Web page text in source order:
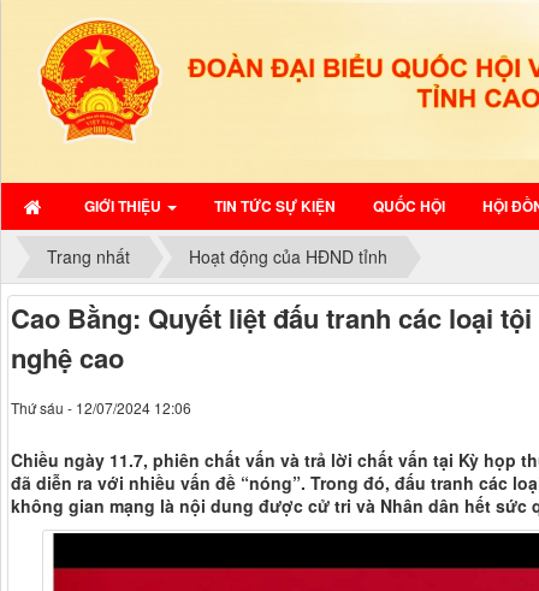
GIỚI THIỆU TIN TỨC SỰ KIỆN QUỐC HỘI HỘI
Trang nhất Hoạt động của HĐND tỉnh
Cao Bằng: Quyết liệt đấu tranh các loại
nghệ cao
Thứ sáu - 12/07/2024 12:06
Chiều ngày 11.7, phiên chất vấn và trả lời chất vấn tại Kỳ họp
đã diễn ra với nhiều vấn đề “nóng”. Trong đó, đấu tranh các
không gian mạng là nội dung được cử tri và Nhân dân hết sức